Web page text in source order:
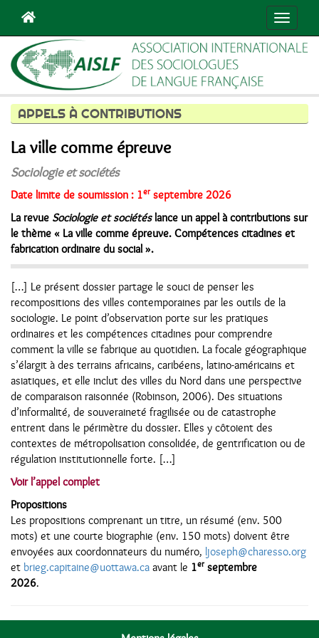
APPELS À CONTRIBUTIONS
La ville comme épreuve
Sociologie et sociétés
Date limite de soumission : 1er septembre 2026
La revue Sociologie et sociétéslance un appel à contributions sur
le thème « La ville comme épreuve. Compétences citadines et
fabrication ordinaire du social ».
[…] Le présent dossier partage le souci de penser les
recompositions des villes contemporaines par les outils de la
sociologie. Le point d’observation porte sur les pratiques
ordinaires et les compétences citadines pour comprendre
comment la ville se fabrique au quotidien. La focale géographique
s’élargit à des terrains africains, caribéens, latino-américains et
asiatiques, et elle inclut des villes du Nord dans une perspective
de comparaison raisonnée (Robinson, 2006). Des situations
d’informalité, de souveraineté fragilisée ou de catastrophe
entrent dans le périmètre du dossier. Elles y côtoient des
contextes de métropolisation consolidée, de gentrification ou de
régulation institutionnelle forte. […]
Voir l’appel complet
Propositions
Les propositions comprenant un titre, un résumé (env. 500
mots) et une courte biographie (env. 150 mots) doivent être
envoyées aux coordonnateurs du numéro, ljoseph@charesso.org
et brieg.capitaine@uottawa.ca avant le 1er septembre
2026.